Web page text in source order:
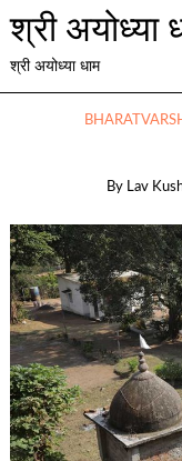
श्री अयोध्या
श्री अयोध्या धाम
By Lav